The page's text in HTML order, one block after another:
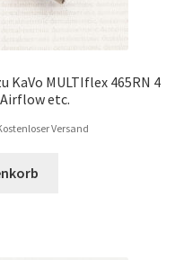
MULTIflex 465RN 4
etc.
Versand